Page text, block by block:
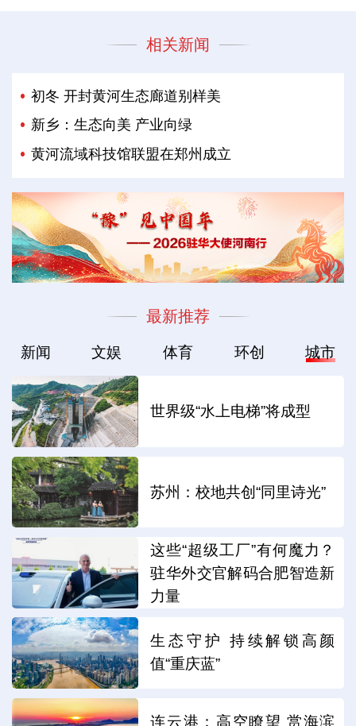
相关新闻
初冬 开封黄河生态廊道别样美
新乡：生态向美 产业向绿
黄河流域科技馆联盟在郑州成立
最新推荐
新闻 文娱 体育 环创 城市
世界级“水上电梯”将成型
苏州：校地共创“同里诗光”
这些“超级工厂”有何魔力？
驻华外交官解码合肥智造新
力量
生态守护 持续解锁高颜
值“重庆蓝”
连云港：高空瞭望 赏海滨